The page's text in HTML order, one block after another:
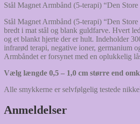
Stål Magnet Armbånd (5-terapi) “Den
Stål Magnet Armbånd (5-terapi) “Den
bredt i mat stål og blank guldfarve. Hvert
og et blankt hjerte der er hult. Indeholder
infrarød terapi, negative ioner, germanium
Armbåndet er forsynet med en oplukkelig
Vælg længde 0,5 – 1,0 cm større end
Alle smykkerne er selvfølgelig testede
Anmeldelser